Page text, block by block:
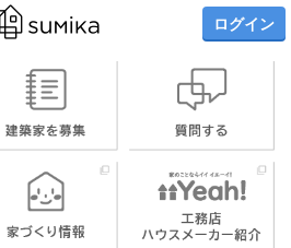
ログイン